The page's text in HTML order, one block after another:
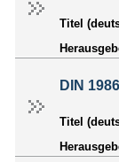
Titel
DIN
Titel